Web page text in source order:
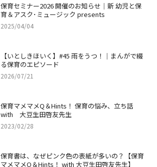
保育セミナー2026 開催のお知らせ｜新 幼児と保
育＆アスク･ミュージック presents
2025/04/04
【いとしきほいく】#45 雨をうつ！｜まんがで綴
る保育のエピソード
2026/07/21
保育マメマメQ＆Hints！ 保育の悩み、立ち話
with 大豆生田啓友先生
2023/02/28
保育書は、なぜピンク色の表紙が多いの？【保育
マメマメQ＆Hints！ with 大豆生田啓友先生】